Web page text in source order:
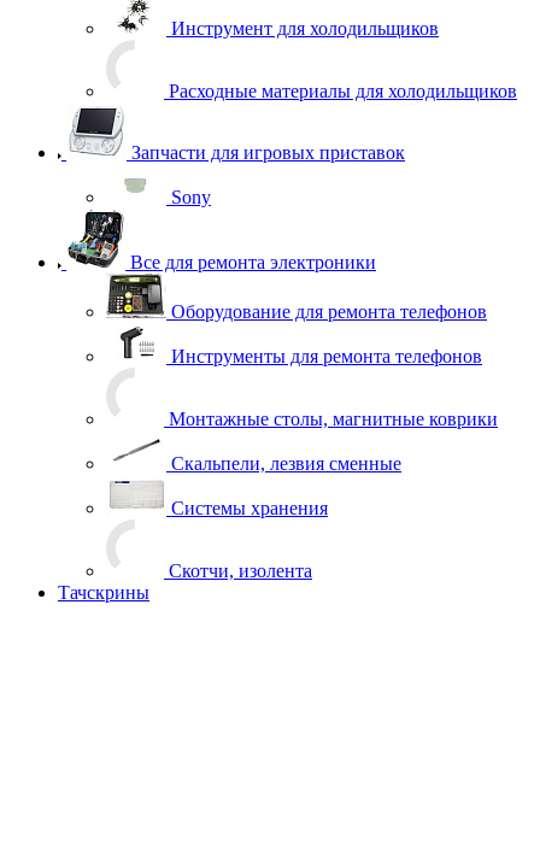
Инструмент для холодильщиков
Скальпели, лезвия сменные
Системы хранения
Скотчи, изолента
Тачскрины